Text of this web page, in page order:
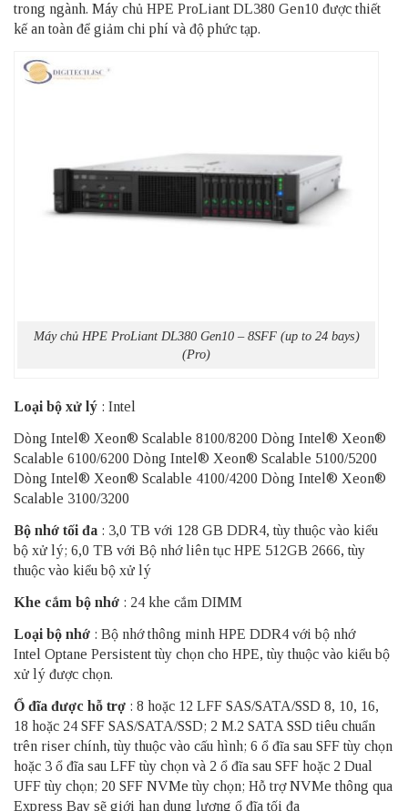
trong ngành. Máy chủ HPE ProLiant DL380 Gen10 được thiết
kế an toàn để giảm chi phí và độ phức tạp.
Máy chủ HPE ProLiant DL380 Gen10 – 8SFF (up to 24 bays)
(Pro)
Loại bộ xử lý : Intel
Dòng Intel® Xeon® Scalable 8100/8200 Dòng Intel® Xeon®
Scalable 6100/6200 Dòng Intel® Xeon® Scalable 5100/5200
Dòng Intel® Xeon® Scalable 4100/4200 Dòng Intel® Xeon®
Scalable 3100/3200
Bộ nhớ tối đa : 3,0 TB với 128 GB DDR4, tùy thuộc vào kiểu
bộ xử lý; 6,0 TB với Bộ nhớ liên tục HPE 512GB 2666, tùy
thuộc vào kiểu bộ xử lý
Khe cắm bộ nhớ : 24 khe cắm DIMM
Loại bộ nhớ : Bộ nhớ thông minh HPE DDR4 với bộ nhớ
Intel Optane Persistent tùy chọn cho HPE, tùy thuộc vào kiểu bộ
xử lý được chọn.
Ổ đĩa được hỗ trợ : 8 hoặc 12 LFF SAS/SATA/SSD 8, 10, 16,
18 hoặc 24 SFF SAS/SATA/SSD; 2 M.2 SATA SSD tiêu chuẩn
trên riser chính, tùy thuộc vào cấu hình; 6 ổ đĩa sau SFF tùy chọn
hoặc 3 ổ đĩa sau LFF tùy chọn và 2 ổ đĩa sau SFF hoặc 2 Dual
UFF tùy chọn; 20 SFF NVMe tùy chọn; Hỗ trợ NVMe thông qua
Express Bay sẽ giới hạn dung lượng ổ đĩa tối đa